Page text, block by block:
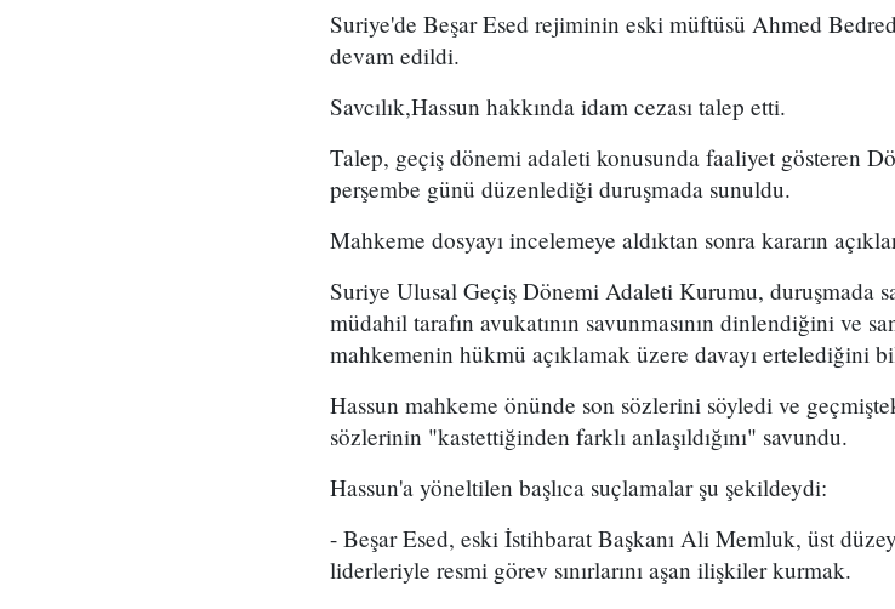
Suriye'de Beşar Esed rejiminin eski müftüsü Ahmed
devam edildi.
Savcılık,Hassun hakkında idam cezası talep etti.
Talep, geçiş dönemi adaleti konusunda faaliyet gösteren
perşembe günü düzenlediği duruşmada sunuldu.
Mahkeme dosyayı incelemeye aldıktan sonra kararın
Suriye Ulusal Geçiş Dönemi Adaleti Kurumu, duruşmada
müdahil tarafın avukatının savunmasının dinlendiğini ve
mahkemenin hükmü açıklamak üzere davayı ertelediğini
Hassun mahkeme önünde son sözlerini söyledi ve
sözlerinin "kastettiğinden farklı anlaşıldığını" savundu.
Hassun'a yöneltilen başlıca suçlamalar şu şekildeydi:
- Beşar Esed, eski İstihbarat Başkanı Ali Memluk, üst
liderleriyle resmi görev sınırlarını aşan ilişkiler kurmak.